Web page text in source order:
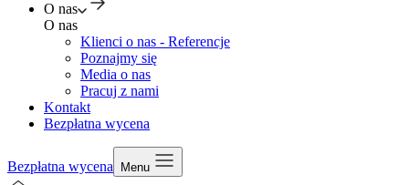
O nas
O nas
Klienci o nas - Referencje
Poznajmy się
Media o nas
Pracuj z nami
Kontakt
Bezpłatna wycena
Bezpłatna wycena Menu